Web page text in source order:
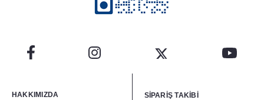
HAKKIMIZDA SİPARİŞ TAKİBİ